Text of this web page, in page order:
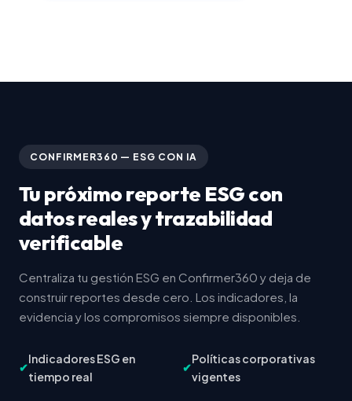
CONFIRMER360 — ESG CON IA
Tu próximo reporte ESG con
datos reales y trazabilidad
verificable
Centraliza tu gestión ESG en Confirmer360 y deja de
construir reportes desde cero. Los indicadores, la
evidencia y los compromisos siempre disponibles.
✔
Indicadores ESG en
tiempo real
✔
Políticas corporativas
vigentes